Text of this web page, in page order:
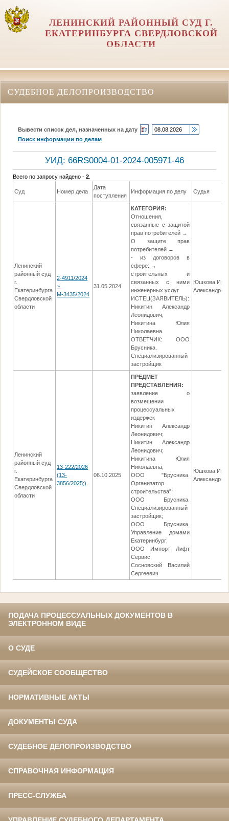
ЛЕНИНСКИЙ РАЙОННЫЙ СУД Г.
ЕКАТЕРИНБУРГА СВЕРДЛОВСКОЙ
ОБЛАСТИ
СУДЕБНОЕ ДЕЛОПРОИЗВОДСТВО
Вывести список дел, назначенных на дату
Поиск информации по делам
УИД: 66RS0004-01-2024-005971-46
Всего по запросу найдено -2
Суд Номер дела
Дата
поступления
Информация по делу Судья
Ленинский
районный суд
г.
Екатеринбурга
Свердловской
области
2-4911/2024
~
М-3435/2024
31.05.2024
КАТЕГОРИЯ:
Отношения,
связанные с защитой
прав потребителей →
О защите прав
потребителей →
- из договоров в
сфере: →
строительных и
связанных с ними
инженерных услуг
ИСТЕЦ(ЗАЯВИТЕЛЬ):
Никитин Александр
Леонидович,
Никитина Юлия
Николаевна
ОТВЕТЧИК: ООО
Брусника.
Специализированный
застройщик
Юшкова
Ленинский
районный суд
г.
Екатеринбурга
Свердловской
области
13-222/2026
(13-
3856/2025;)
06.10.2025
ПРЕДМЕТ
ПРЕДСТАВЛЕНИЯ:
заявление о
возмещении
процессуальных
издержек
Никитин Александр
Леонидович;
Никитин Александр
Леонидович;
Никитина Юлия
Николаевна;
ООО "Брусника.
Организатор
строительства";
ООО Брусника.
Специализированный
застройщик;
ООО Брусника.
Управление домами
Екатеринбург;
ООО Импорт Лифт
Сервис;
Сосновский Василий
Сергеевич
Юшкова
ПОДАЧА ПРОЦЕССУАЛЬНЫХ ДОКУМЕНТОВ В
ЭЛЕКТРОННОМ ВИДЕ
О СУДЕ
СУДЕЙСКОЕ СООБЩЕСТВО
НОРМАТИВНЫЕ АКТЫ
ДОКУМЕНТЫ СУДА
СУДЕБНОЕ ДЕЛОПРОИЗВОДСТВО
СПРАВОЧНАЯ ИНФОРМАЦИЯ
ПРЕСС-СЛУЖБА